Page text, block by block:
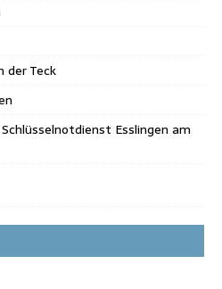
der Teck
Esslingen am